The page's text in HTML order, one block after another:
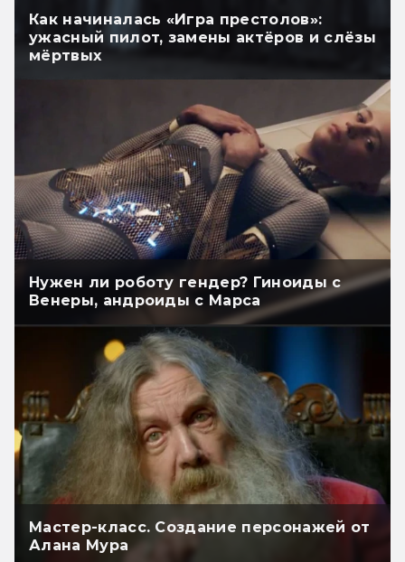
Как начиналась «Игра престолов»:
ужасный пилот, замены актёров и слёзы
мёртвых
Нужен ли роботу гендер? Гиноиды с
Венеры, андроиды с Марса
Мастер-класс. Создание персонажей от
Алана Мура